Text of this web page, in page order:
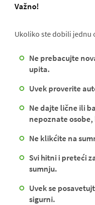
Važno!
Ukoliko ste dobili jednu
Ne prebacujte
upita.
Uvek proverite
Ne dajte lične ili
nepoznate
Ne klikćite na
Svi hitni i preteći
sumnju.
Uvek se
sigurni.